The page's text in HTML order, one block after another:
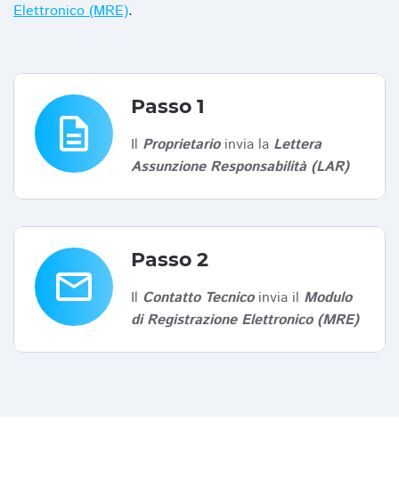
Elettronico (MRE).
description
Passo 1
Il Proprietarioinvia la Lettera
Assunzione Responsabilità (LAR)
email
Passo 2
Il Contatto Tecnicoinvia il Modulo
di Registrazione Elettronico (MRE)